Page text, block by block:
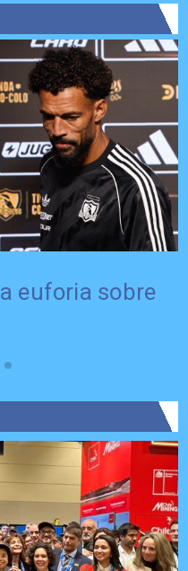
euforia sobre